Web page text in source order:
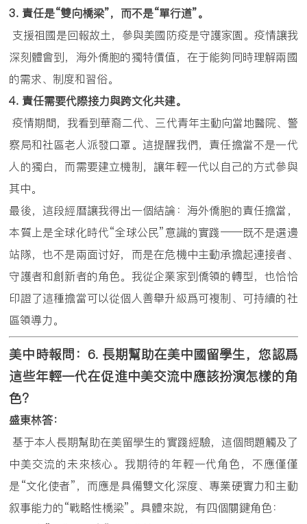
3. 責任是“雙向橋梁”，而不是“單行道”。
支援祖國是回報故土，參與美國防疫是守護家園。疫情讓我
深刻體會到，海外僑胞的獨特價值，在于能夠同時理解兩國
的需求、制度和習俗。
4. 責任需要代際接力與跨文化共建。
疫情期間，我看到華裔二代、三代青年主動向當地醫院、警
察局和社區老人派發口罩。這提醒我們，責任擔當不是一代
人的獨白，而需要建立機制，讓年輕一代以自己的方式參與
其中。
最後，這段經曆讓我得出一個結論：海外僑胞的責任擔當，
本質上是全球化時代“全球公民”意識的實踐——既不是選邊
站隊，也不是兩面讨好，而是在危機中主動承擔起連接者、
守護者和創新者的角色。我從企業家到僑領的轉型，也恰恰
印證了這種擔當可以從個人善舉升級爲可複制、可持續的社
區領導力。
美中時報問： 6. 長期幫助在美中國留學生，您認爲
這些年輕一代在促進中美交流中應該扮演怎樣的角
色？
盛東林答：
基于本人長期幫助在美留學生的實踐經驗，這個問題觸及了
中美交流的未來核心。我期待的年輕一代角色，不應僅僅
是“文化使者”，而應是具備雙文化深度、專業硬實力和主動
叙事能力的“戰略性橋梁”。具體來說，有四個關鍵角色：